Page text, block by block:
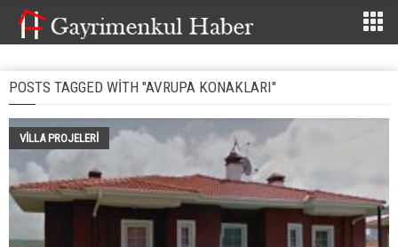
POSTS TAGGED WITH "AVRUPA KONAKLARI"
VILLA PROJELERI